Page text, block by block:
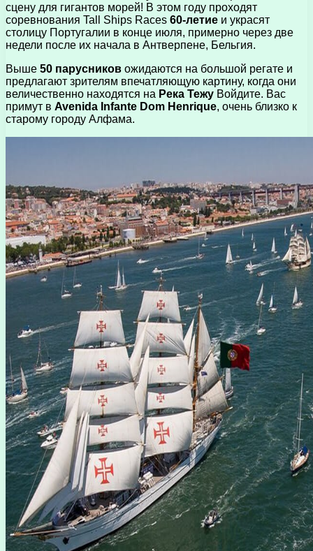
сцену для гигантов морей! В этом году проходят
соревнования Tall Ships Races 60-летие и украсят
столицу Португалии в конце июля, примерно через две
недели после их начала в Антверпене, Бельгия.
Выше 50 парусников ожидаются на большой регате и
предлагают зрителям впечатляющую картину, когда они
величественно находятся на Река Тежу Войдите. Вас
примут в Avenida Infante Dom Henrique, очень близко к
старому городу Алфама.